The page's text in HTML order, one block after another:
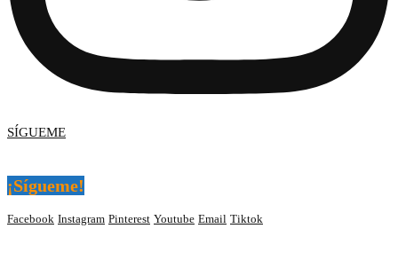
SÍGUEME
¡Sígueme!
Facebook Instagram Pinterest Youtube Email Tiktok